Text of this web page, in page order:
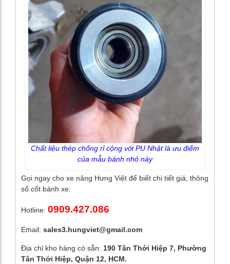
Chất liệu thép chống rỉ cộng với PU Nhật là ưu điểm
của mẫu bánh nhỏ này
Gọi ngay cho xe nâng Hưng Việt để biết chi tiết giá, thông
số cốt bánh xe:
Hotline: 0909.427.086
Email: sales3.hungviet@gmail.com
Địa chỉ kho hàng có sẵn: 190 Tân Thới Hiệp 7, Phường
Tân Thới Hiệp, Quận 12, HCM.